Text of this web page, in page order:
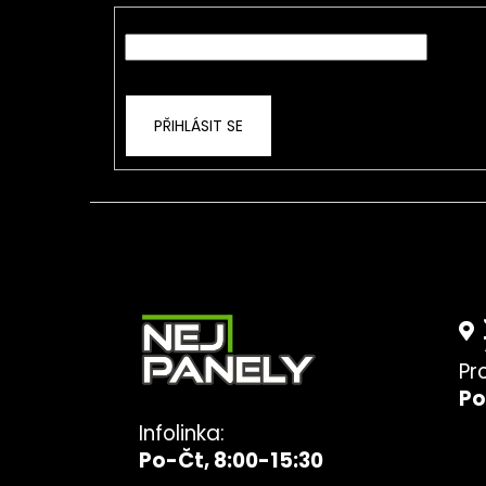
PŘIHLÁSIT SE
Infolinka:
Po-Čt, 8:00-15:30